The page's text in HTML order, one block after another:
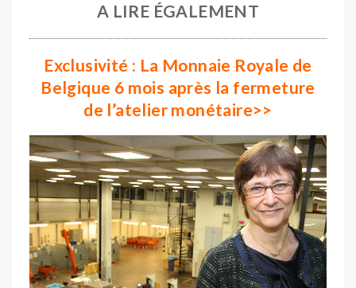
A LIRE ÉGALEMENT
Exclusivité : La Monnaie Royale de
Belgique 6 mois après la fermeture
de l’atelier monétaire>>